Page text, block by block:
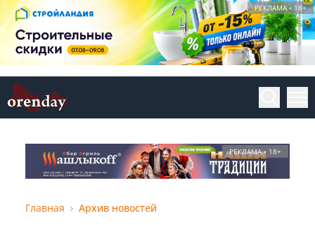
РЕКЛАМА • 18+
РЕКЛАМА • 18+
Главная Архив новостей